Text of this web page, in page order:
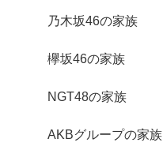
乃木坂46の家族
欅坂46の家族
NGT48の家族
AKBグループの家族